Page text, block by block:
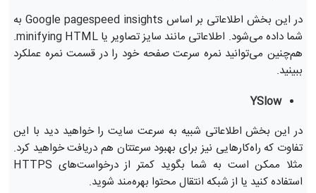
در این بخش اطلاعاتی بر اساس Google pagespeed insights به
شما داده می‌شود. اطلاعاتی مانند سایز تصاویر یا minifying HTML.
هم‌چنین می‌توانید نمره سرعت صفحه خود را در قسمت نمره عملکرد
ببینید.
YSlow
در این بخش اطلاعاتی شبیه به سرعت سایت را خواهید دید با این
تفاوت که راه‌کارهایی نیز برای بهبود سرعتتان هم دریافت خواهید کرد.
مثلا ممکن است به شما بگوید کمتر از درخواست‌های HTTPS
استفاده کنید یا از شبکه انتقال محتوا بهره‌مند شوید.